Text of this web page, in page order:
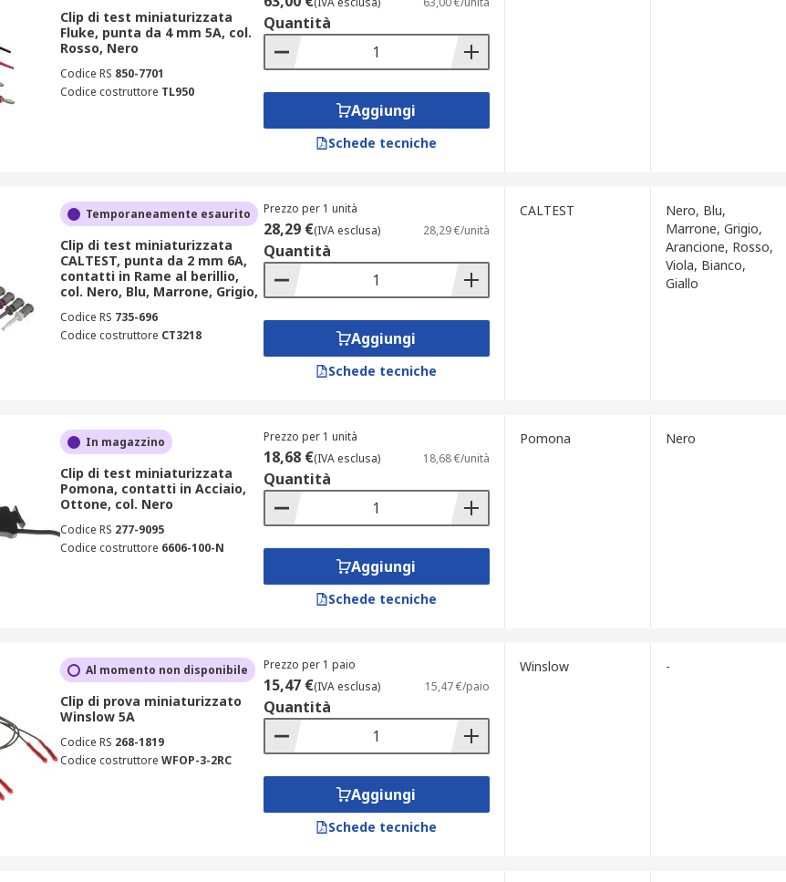
Clip di test miniaturizzata
Fluke, punta da 4 mm 5A, col.
Rosso, Nero
Codice RS 850-7701
Codice costruttore TL950
Quantità
Aggiungi
Schede tecniche
Temporaneamente esaurito
Clip di test miniaturizzata
CALTEST, punta da 2 mm 6A,
contatti in Rame al berillio,
col. Nero, Blu, Marrone, Grigio,
Codice RS 735-696
Codice costruttore CT3218
Prezzo per 1 unità
28,29 €(IVA esclusa) 28,29 €/unità
Quantità
Aggiungi
Schede tecniche
CALTEST
Nero, Blu,
Marrone, Grigio,
Arancione, Rosso,
Viola, Bianco,
Giallo
In magazzino
Clip di test miniaturizzata
Pomona, contatti in Acciaio,
Ottone, col. Nero
Codice RS 277-9095
Codice costruttore 6606-100-N
Prezzo per 1 unità
18,68 €(IVA esclusa) 18,68 €/unità
Quantità
Aggiungi
Schede tecniche
Pomona Nero
Al momento non disponibile
Clip di prova miniaturizzato
Winslow 5A
Codice RS 268-1819
Codice costruttore WFOP-3-2RC
Prezzo per 1 paio
15,47 €(IVA esclusa) 15,47 €/paio
Quantità
Aggiungi
Schede tecniche
Winslow -